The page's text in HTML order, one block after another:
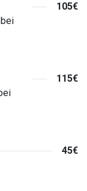
105€
115€
45€